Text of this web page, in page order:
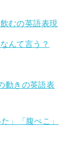
むの英語表現
んて言う？
動きの英語表
」「腹ぺこ」